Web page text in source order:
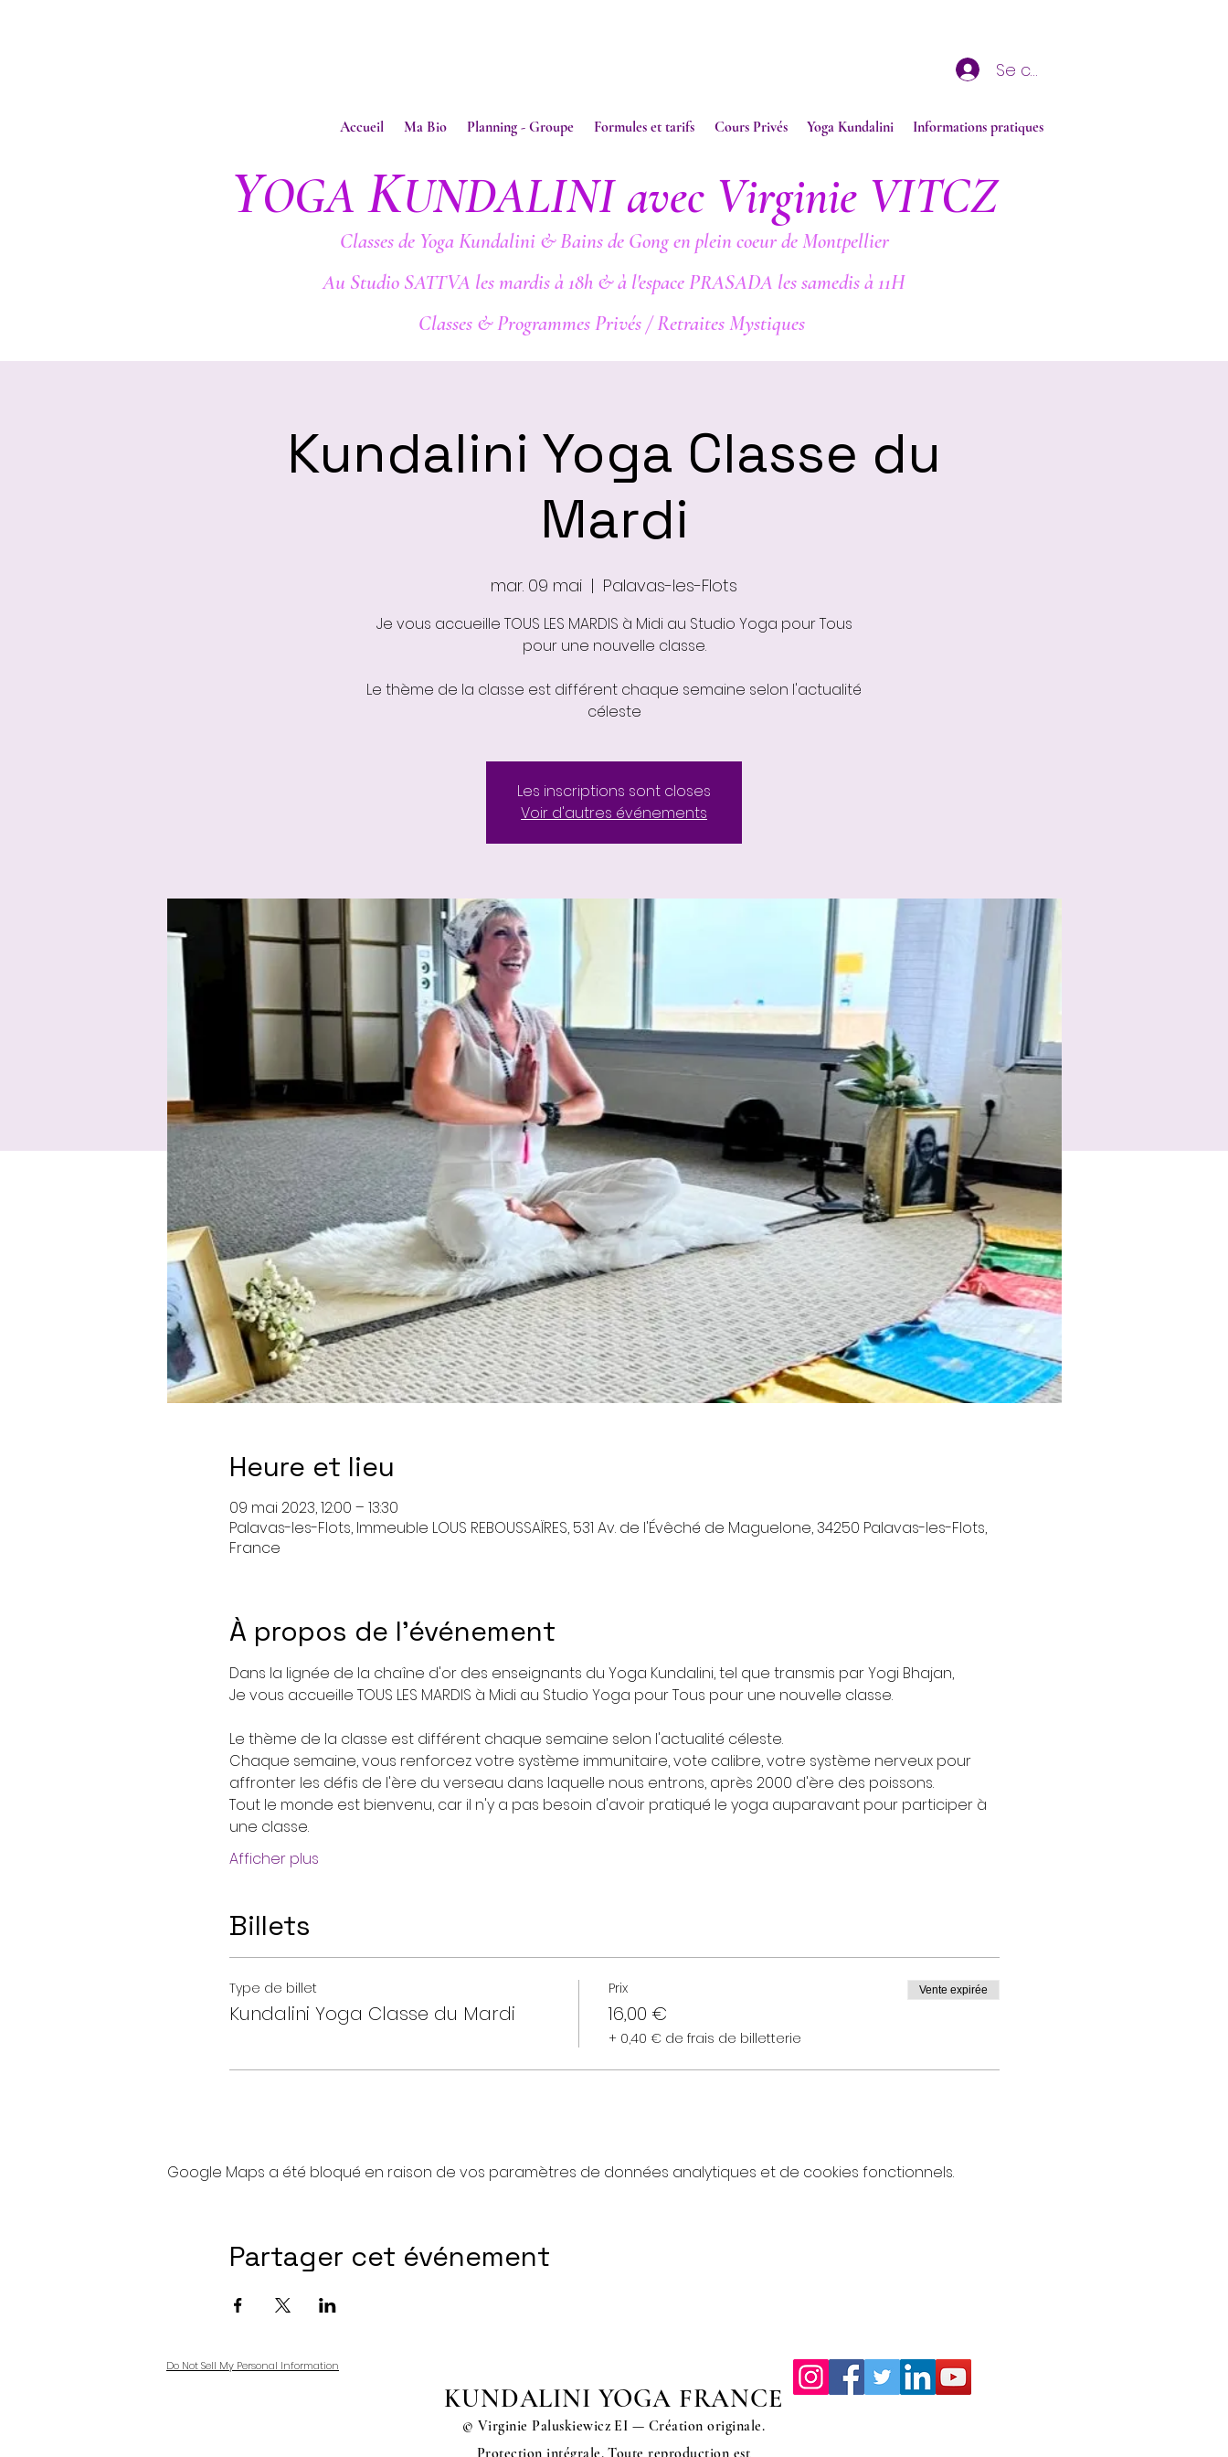
Accueil Ma Bio Planning - Groupe Formules et tarifs Cours Privés Yoga Kundalini Informations pratiques
Se connecter
YOGA KUNDALINI avec Virginie VITCZ
Classes de Yoga Kundalini & Bains de Gong en plein coeur de Montpellier
Au Studio SATTVA les mardis à 18h & à l'espace PRASADA les samedis à 11H
Classes & Programmes Privés / Retraites Mystiques
Kundalini Yoga Classe du
Mardi
mar. 09 mai
  |
Palavas-les-Flots
Je vous accueille TOUS LES MARDIS à Midi au Studio Yoga pour Tous
pour une nouvelle classe.
Le thème de la classe est différent chaque semaine selon l'actualité
Les inscriptions sont closes
Voir d'autres événements
Heure et lieu
09 mai 2023, 12:00 – 13:30
Palavas-les-Flots, Immeuble LOUS REBOUSSAÏRES, 531 Av. de l'Évêché de Maguelone, 34250 Palavas-les-Flots,
France
À propos de l'événement
Dans la lignée de la chaîne d'or des enseignants du Yoga Kundalini, tel que transmis par Yogi Bhajan,
Je vous accueille TOUS LES MARDIS à Midi au Studio Yoga pour Tous pour une nouvelle classe.
Le thème de la classe est différent chaque semaine selon l'actualité céleste.
Chaque semaine, vous renforcez votre système immunitaire, vote calibre, votre système nerveux pour
affronter les défis de l'ère du verseau dans laquelle nous entrons, après 2000 d'ère des poissons.
Tout le monde est bienvenu, car il n'y a pas besoin d'avoir pratiqué le yoga auparavant pour participer à
une classe.
Afficher plus
Billets
Type de billet
Kundalini Yoga Classe du Mardi
Prix
16,00 €
+ 0,40 € de frais de billetterie
Vente expirée
Google Maps a été bloqué en raison de vos paramètres de données analytiques et de cookies fonctionnels.
Partager cet événement
Do Not Sell My Personal Information
KUNDALINI YOGA FRANCE
© Virginie Paluskiewicz EI — Création originale.
Protection intégrale. Toute reproduction est